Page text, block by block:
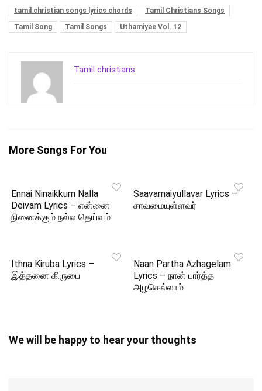
tamil christian songs lyrics chords
Tamil Christians Songs
Tamil Song
Tamil Songs Uthamiyae Vol. 12
Tamil christians
More Songs For You
Ennai Ninaikkum Nalla
Deivam Lyrics – என்னை
நினைக்கும் நல்ல தெய்வம்
Saavamaiyullavar Lyrics –
சாவமையுள்ளவர்
Ithna Kiruba Lyrics –
இத்தனை கிருபை
Naan Partha Azhagelam
Lyrics – நான் பார்த்த
அழகெல்லாம்
We will be happy to hear your thoughts